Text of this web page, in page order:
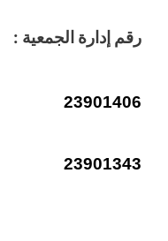
رقم إدارة الجمعية :
23901406
23901343